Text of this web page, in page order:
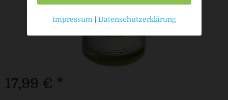
17,99 € *
Impressum | Datenschutzerklärung